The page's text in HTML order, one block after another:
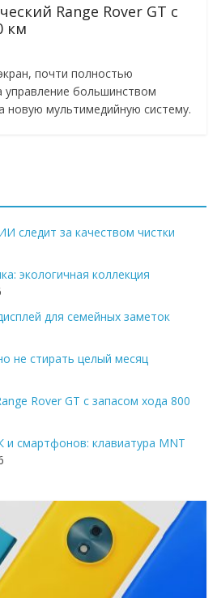
Range Rover GT с
км
почти полностью
управление большинством
новую мультимедийную систему.
следит за качеством чистки
экологичная коллекция
для семейных заметок
не стирать целый месяц
Rover GT с запасом хода 800
смартфонов: клавиатура MNT